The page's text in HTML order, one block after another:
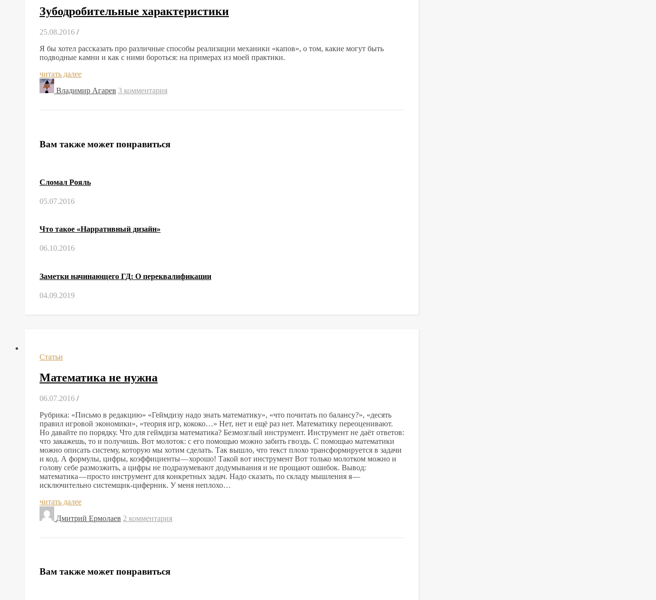
Зубодробительные характеристики
25.08.2016 /
Я бы хотел рассказать про различные способы реализации механики «капов», о том, какие могут быть
подводные камни и как с ними бороться: на примерах из моей практики.
читать далее
Владимир Агарев 3 комментария
Вам также может понравиться
Сломал Рояль
05.07.2016
Что такое «Нарративный дизайн»
06.10.2016
Заметки начинающего ГД: О переквалификации
04.09.2019
Статьи
Математика не нужна
06.07.2016 /
Рубрика: «Письмо в редакцию» «Геймдизу надо знать математику», «что почитать по балансу?», «десять
правил игровой экономики», «теория игр, кококо…» Нет, нет и ещё раз нет. Математику переоценивают.
Но давайте по порядку. Что для геймдиза математика? Безмозглый инструмент. Инструмент не даёт ответов:
что закажешь, то и получишь. Вот молоток: с его помощью можно забить гвоздь. С помощью математики
можно описать систему, которую мы хотим сделать. Так вышло, что текст плохо трансформируется в задачи
и код. А формулы, цифры, коэффициенты — хорошо! Такой вот инструмент Вот только молотком можно и
голову себе размозжить, а цифры не подразумевают додумывания и не прощают ошибок. Вывод:
математика — просто инструмент для конкретных задач. Надо сказать, по складу мышления я —
исключительно системщик-циферник. У меня неплохо…
читать далее
Дмитрий Ермолаев 2 комментария
Вам также может понравиться